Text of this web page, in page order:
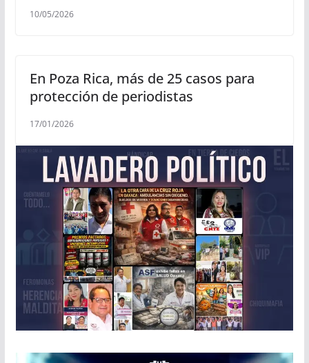
10/05/2026
En Poza Rica, más de 25 casos para
protección de periodistas
17/01/2026